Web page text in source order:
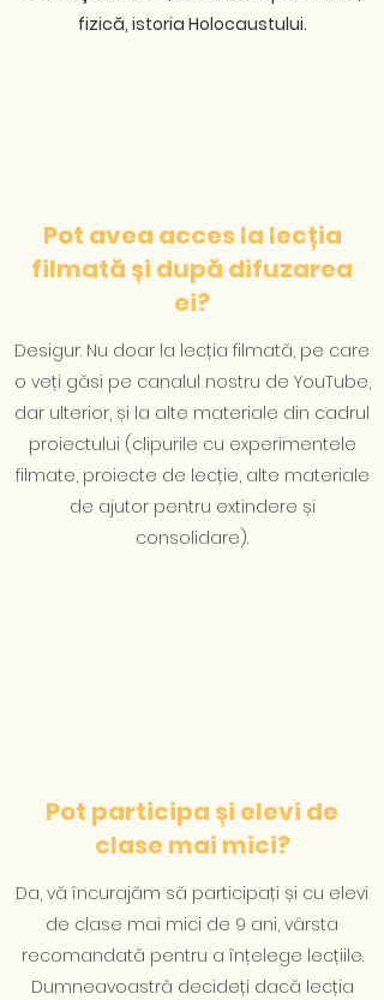
fizică, istoria Holocaustului.
Pot avea acces la lecția
filmată și după difuzarea
ei?
Desigur. Nu doar la lecția filmată, pe care
o veți găsi pe canalul nostru de YouTube,
dar ulterior, și la alte materiale din cadrul
proiectului (clipurile cu experimentele
filmate, proiecte de lecție, alte materiale
de ajutor pentru extindere și
consolidare).
Pot participa și elevi de
clase mai mici?
Da, vă încurajăm să participați și cu elevi
de clase mai mici de 9 ani, vârsta
recomandată pentru a înțelege lecțiile.
Dumneavoastră decideți dacă lecția